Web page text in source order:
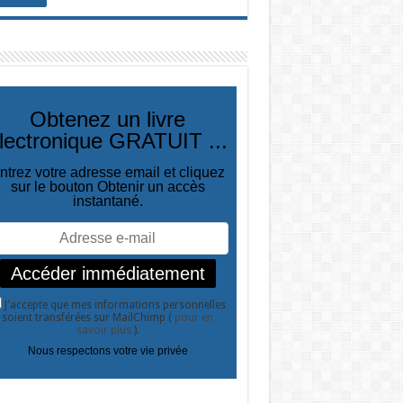
Obtenez un livre
GRATUIT ...
votre adresse email et cliquez
sur le bouton Obtenir un accès
instantané.
J'accepte que mes informations personnelles
soient transférées sur MailChimp ( pour en
savoir plus ).
Nous respectons votre vie privée